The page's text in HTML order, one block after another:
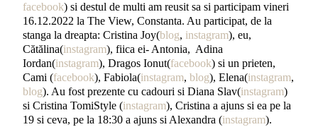
facebook) si destul de multi am reusit sa si participam vineri
16.12.2022 la The View, Constanta. Au participat, de la
stanga la dreapta: Cristina Joy(blog, instagram), eu,
Cătălina(instagram), fiica ei- Antonia, Adina
Iordan(instagram), Dragos Ionut(facebook) si un prieten,
Cami (facebook), Fabiola(instagram, blog), Elena(instagram,
blog). Au fost prezente cu cadouri si Diana Slav(instagram)
si Cristina TomiStyle (instagram), Cristina a ajuns si ea pe la
19 si ceva, pe la 18:30 a ajuns si Alexandra (instagram).